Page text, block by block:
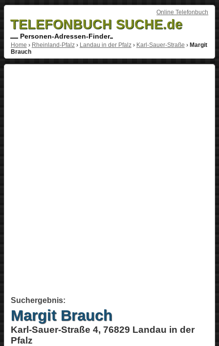
Online Telefonbuch
TELEFONBUCH SUCHE.de
Personen-Adressen-Finder
Home › Rheinland-Pfalz› Landau in der Pfalz› Karl-Sauer-Straße › Margit
Brauch
Suchergebnis:
Margit Brauch
Karl-Sauer-Straße 4, 76829 Landau in der
Pfalz